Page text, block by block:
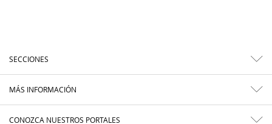
SECCIONES
MÁS INFORMACIÓN
CONOZCA NUESTROS PORTALES